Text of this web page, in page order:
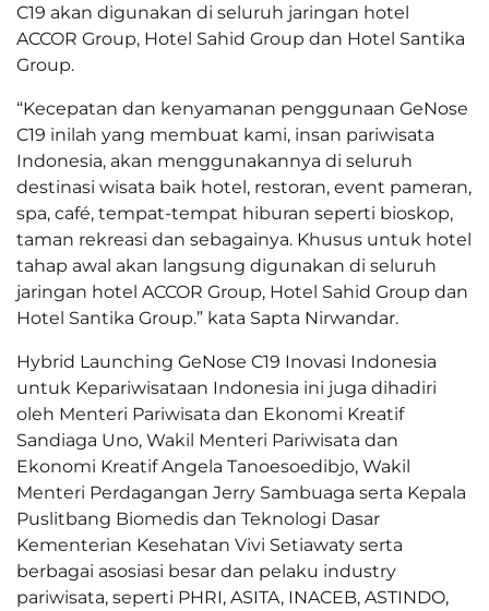
C19 akan digunakan di seluruh jaringan hotel
ACCOR Group, Hotel Sahid Group dan Hotel Santika
Group.
“Kecepatan dan kenyamanan penggunaan GeNose
C19 inilah yang membuat kami, insan pariwisata
Indonesia, akan menggunakannya di seluruh
destinasi wisata baik hotel, restoran, event pameran,
spa, café, tempat-tempat hiburan seperti bioskop,
taman rekreasi dan sebagainya. Khusus untuk hotel
tahap awal akan langsung digunakan di seluruh
jaringan hotel ACCOR Group, Hotel Sahid Group dan
Hotel Santika Group.” kata Sapta Nirwandar.
Hybrid Launching GeNose C19 Inovasi Indonesia
untuk Kepariwisataan Indonesia ini juga dihadiri
oleh Menteri Pariwisata dan Ekonomi Kreatif
Sandiaga Uno, Wakil Menteri Pariwisata dan
Ekonomi Kreatif Angela Tanoesoedibjo, Wakil
Menteri Perdagangan Jerry Sambuaga serta Kepala
Puslitbang Biomedis dan Teknologi Dasar
Kementerian Kesehatan Vivi Setiawaty serta
berbagai asosiasi besar dan pelaku industry
pariwisata, seperti PHRI, ASITA, INACEB, ASTINDO,